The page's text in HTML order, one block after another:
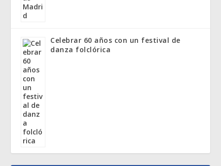
Celebrar 60 años con un festival de
danza folclórica